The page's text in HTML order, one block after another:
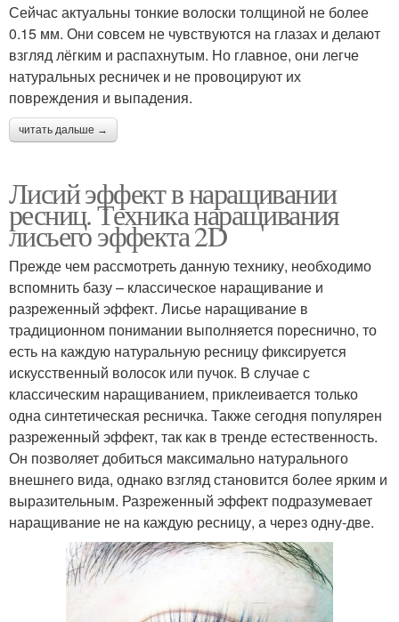
Сейчас актуальны тонкие волоски толщиной не более
0.15 мм. Они совсем не чувствуются на глазах и делают
взгляд лёгким и распахнутым. Но главное, они легче
натуральных ресничек и не провоцируют их
повреждения и выпадения.
читать дальше →
Лисий эффект в наращивании
ресниц. Техника наращивания
лисьего эффекта 2D
Прежде чем рассмотреть данную технику, необходимо
вспомнить базу – классическое наращивание и
разреженный эффект. Лисье наращивание в
традиционном понимании выполняется пореснично, то
есть на каждую натуральную ресницу фиксируется
искусственный волосок или пучок. В случае с
классическим наращиванием, приклеивается только
одна синтетическая ресничка. Также сегодня популярен
разреженный эффект, так как в тренде естественность.
Он позволяет добиться максимально натурального
внешнего вида, однако взгляд становится более ярким и
выразительным. Разреженный эффект подразумевает
наращивание не на каждую ресницу, а через одну-две.